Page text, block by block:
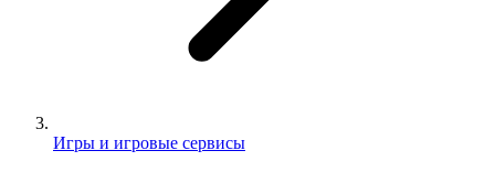
Игры и игровые сервисы